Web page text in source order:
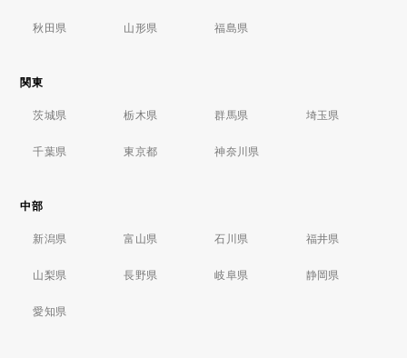
秋田県 山形県 福島県
関東
茨城県 栃木県 群馬県 埼玉県
千葉県 東京都 神奈川県
中部
新潟県 富山県 石川県 福井県
山梨県 長野県 岐阜県 静岡県
愛知県